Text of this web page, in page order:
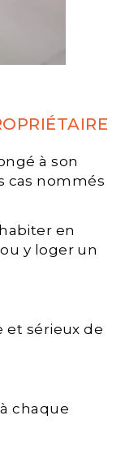
à son
cas nommés
en
y loger un
et sérieux de
chaque